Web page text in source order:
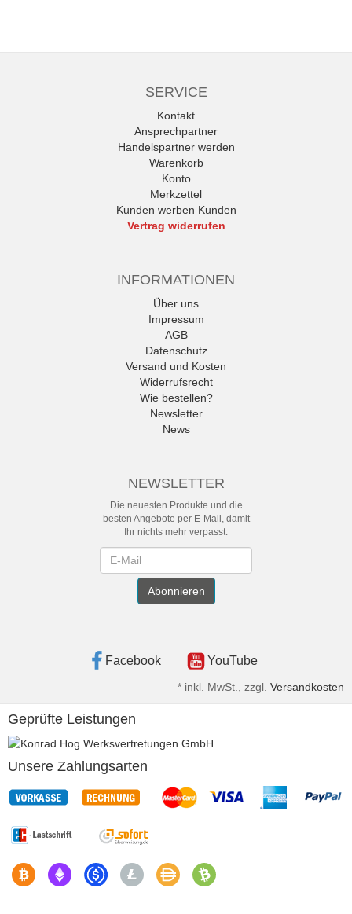
SERVICE
Kontakt
Ansprechpartner
Handelspartner werden
Warenkorb
Konto
Merkzettel
Kunden werben Kunden
Vertrag widerrufen
INFORMATIONEN
Über uns
Impressum
AGB
Datenschutz
Versand und Kosten
Widerrufsrecht
Wie bestellen?
Newsletter
News
NEWSLETTER
Die neuesten Produkte und die
besten Angebote per E-Mail, damit
Ihr nichts mehr verpasst.
Abonnieren
Facebook YouTube
* inkl. MwSt., zzgl. Versandkosten
Geprüfte Leistungen
Unsere Zahlungsarten